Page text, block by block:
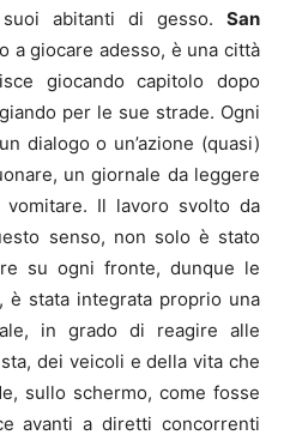
abitanti di gesso. San
a giocare adesso, è una città
giocando capitolo dopo
per le sue strade. Ogni
dialogo o un’azione (quasi)
un giornale da leggere
Il lavoro svolto da
senso, non solo è stato
su ogni fronte, dunque le
è stata integrata proprio una
in grado di reagire alle
dei veicoli e della vita che
sullo schermo, come fosse
avanti a diretti concorrenti